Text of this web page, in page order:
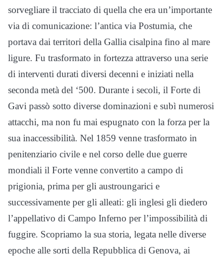
sorvegliare il tracciato di quella che era un’importante
via di comunicazione: l’antica via Postumia, che
portava dai territori della Gallia cisalpina fino al mare
ligure. Fu trasformato in fortezza attraverso una serie
di interventi durati diversi decenni e iniziati nella
seconda metà del ‘500. Durante i secoli, il Forte di
Gavi passò sotto diverse dominazioni e subì numerosi
attacchi, ma non fu mai espugnato con la forza per la
sua inaccessibilità. Nel 1859 venne trasformato in
penitenziario civile e nel corso delle due guerre
mondiali il Forte venne convertito a campo di
prigionia, prima per gli austroungarici e
successivamente per gli alleati: gli inglesi gli diedero
l’appellativo di Campo Inferno per l’impossibilità di
fuggire. Scopriamo la sua storia, legata nelle diverse
epoche alle sorti della Repubblica di Genova, ai